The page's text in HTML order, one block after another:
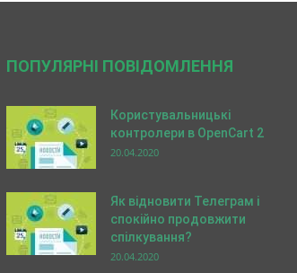
ПОПУЛЯРНІ ПОВІДОМЛЕННЯ
Користувальницькі
контролери в OpenCart 2
20.04.2020
Як відновити Телеграм і
спокійно продовжити
спілкування?
20.04.2020